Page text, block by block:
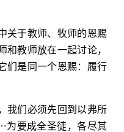
关于教师、牧师的恩赐
和教师放在一起讨论，
们是同一个恩赐：履行
我们必须先回到 以弗所
为要成全圣徒，各尽其